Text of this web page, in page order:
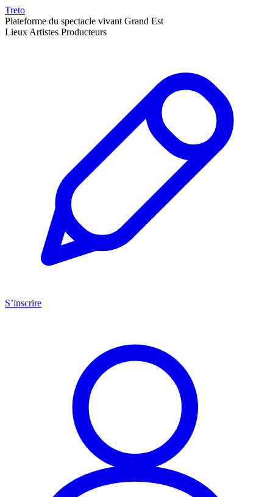
Treto
Plateforme du spectacle vivant Grand Est
Lieux Artistes Producteurs
S’inscrire